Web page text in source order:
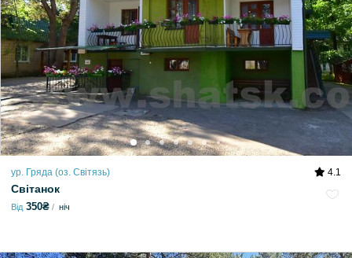
ур. Гряда (оз. Світязь) 4.1
Світанок
Від 350₴ ніч